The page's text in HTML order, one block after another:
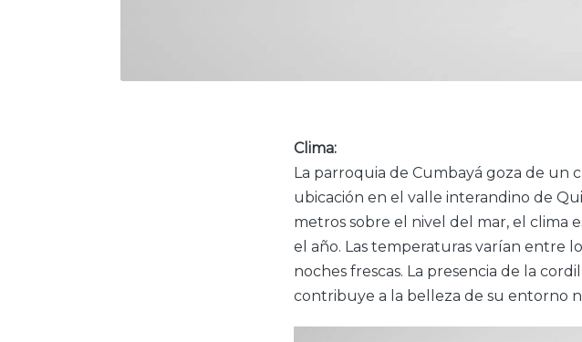
Clima:
La parroquia de Cumbayá goza de un
ubicación en el valle interandino de
metros sobre el nivel del mar, el
el año. Las temperaturas varían entre
noches frescas. La presencia de la
contribuye a la belleza de su entorno